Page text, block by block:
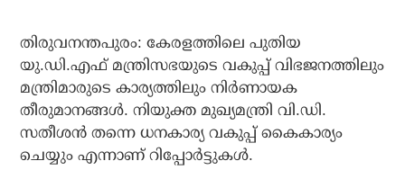
തിരുവനന്തപുരം: കേരളത്തിലെ പുതിയ
യു.ഡി.എഫ് മന്ത്രിസഭയുടെ വകുപ്പ് വിഭജനത്തിലും
മന്ത്രിമാരുടെ കാര്യത്തിലും നിർണായക
തീരുമാനങ്ങൾ. നിയുക്ത മുഖ്യമന്ത്രി വി.ഡി.
സതീശൻ തന്നെ ധനകാര്യ വകുപ്പ് കൈകാര്യം
ചെയ്യും എന്നാണ് റിപ്പോർട്ടുകൾ.